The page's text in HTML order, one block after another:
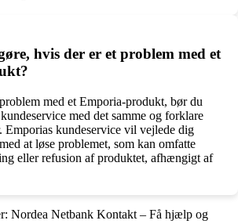
hvis der er et problem med et
med et Emporia-produkt, bør du
med det samme og forklare
Emporias kundeservice vil vejlede dig
at løse problemet, som kan omfatte
eller refusion af produktet, afhængigt af
Nordea Netbank Kontakt – Få hjælp og